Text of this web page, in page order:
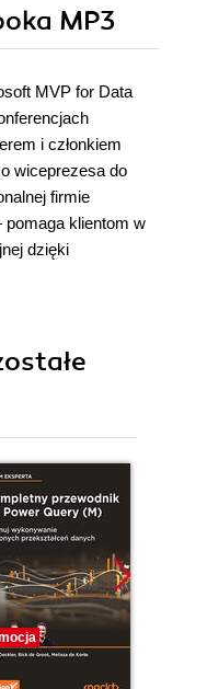
MP3
MVP for Data
i członkiem
wiceprezesa do
firmie
klientom w
dzięki